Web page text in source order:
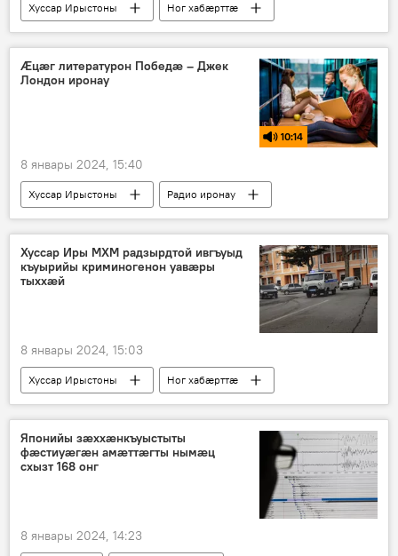
Хуссар Ирыстоны
Ног хабӕрттӕ
Хуссар Иры хицауад
Æцæг литературон Победæ – Джек
Лондон иронау
10:14
8 январы 2024, 15:40
Хуссар Ирыстоны
Радио иронау
Ирон литературæ
Цӕгат Ирыстон
Хуссар Иры МХМ радзырдтой ивгъуыд
къуырийы криминогенон уавæры
тыххæй
8 январы 2024, 15:03
Хуссар Ирыстоны Ног хабӕрттӕ
Японийы зӕххӕнкъуыстыты
фӕстиуӕгӕн амӕттӕгты нымӕц
схызт 168 онг
8 январы 2024, 14:23